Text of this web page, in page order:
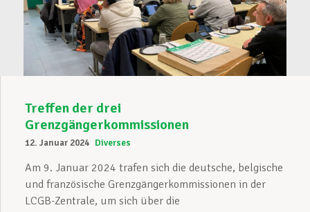
Treffen der drei
Grenzgängerkommissionen
12. Januar 2024 Diverses
Am 9. Januar 2024 trafen sich die deutsche, belgische
und französische Grenzgängerkommissionen in der
LCGB-Zentrale, um sich über die